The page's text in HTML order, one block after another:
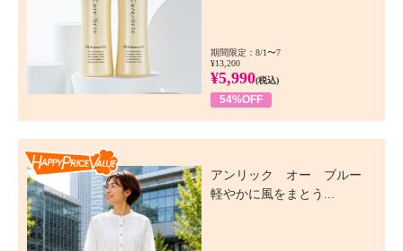
期間限定：8/1〜7
¥13,200
¥5,990(税込)
54%OFF
アンリック オー ブルー
軽やかに風をまとう...